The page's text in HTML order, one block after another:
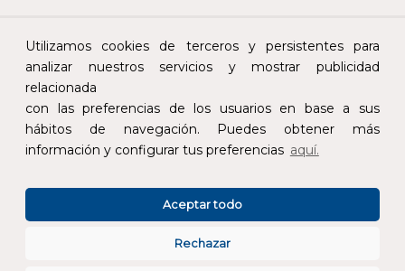
Utilizamos cookies de terceros y persistentes para
analizar nuestros servicios y mostrar publicidad
relacionada
con las preferencias de los usuarios en base a sus
hábitos de navegación. Puedes obtener más
información y configurar tus preferencias aquí.
Rechazar
Aceptar todo
Atención al cliente